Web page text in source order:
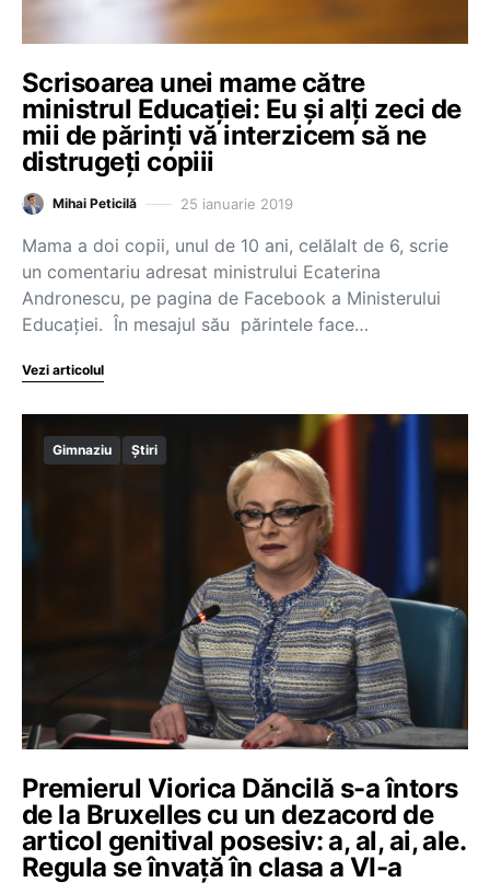
Scrisoarea unei mame către
ministrul Educației: Eu și alți zeci de
mii de părinți vă interzicem să ne
distrugeți copiii
Mihai Peticilă 25 ianuarie 2019
Mama a doi copii, unul de 10 ani, celălalt de 6, scrie
un comentariu adresat ministrului Ecaterina
Andronescu, pe pagina de Facebook a Ministerului
Educației. În mesajul său părintele face…
Vezi articolul
Gimnaziu Știri
Premierul Viorica Dăncilă s-a întors
de la Bruxelles cu un dezacord de
articol genitival posesiv: a, al, ai, ale.
Regula se învaţă în clasa a VI-a